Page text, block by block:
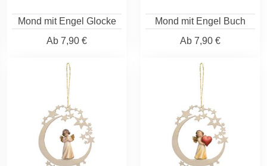
Mond mit Engel Glocke
Ab 7,90 €
Mond mit Engel Buch
Ab 7,90 €